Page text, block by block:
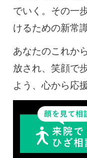
でいく。その一
けるための新常
あなたのこれか
放され、笑顔で
よう、心から応